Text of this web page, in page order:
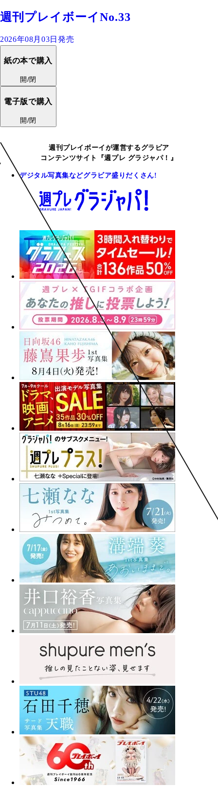
週刊プレイボーイNo.33
2026年08月03日発売
紙の本で購入
開/閉
電子版で購入
開/閉
週刊プレイボーイが運営するグラビア
コンテンツサイト『週プレ グラジャパ！』
デジタル写真集などグラビア盛りだくさん!